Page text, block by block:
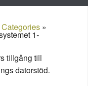
Categories »
1-
tillgång till
datorstöd.